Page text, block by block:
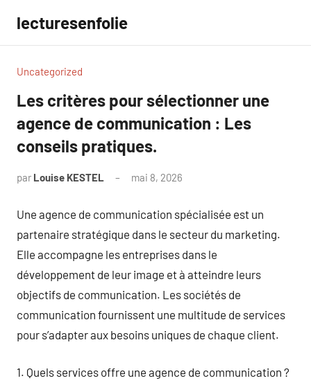
contenu
lecturesenfolie
Uncategorized
Les critères pour sélectionner une
agence de communication : Les
conseils pratiques.
par Louise KESTEL mai 8, 2026
Une agence de communication spécialisée est un
partenaire stratégique dans le secteur du marketing.
Elle accompagne les entreprises dans le
développement de leur image et à atteindre leurs
objectifs de communication. Les sociétés de
communication fournissent une multitude de services
pour s’adapter aux besoins uniques de chaque client.
1. Quels services offre une agence de communication ?